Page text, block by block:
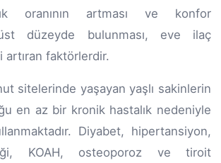
oranının artması ve konfor
düzeyde bulunması, eve ilaç
faktörlerdir.
sitelerinde yaşayan yaşlı sakinlerin
en az bir kronik hastalık nedeniyle
Diyabet, hipertansiyon,
KOAH, osteoporoz ve tiroit